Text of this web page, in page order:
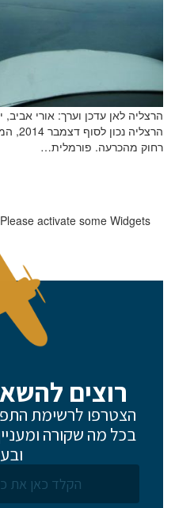
הרצליה לאן עדכן וערך: אורי
רחוק מהכרעה. פורמלית…
Please activate some Widgets.
רוצים
הצטרפו לרשימת
בכל מה שקורה
שלח